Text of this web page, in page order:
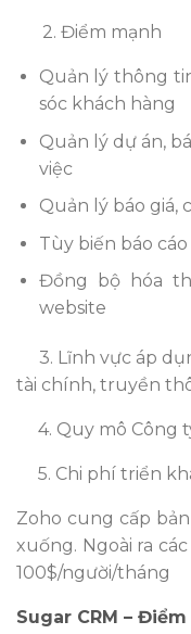
2. Điểm mạnh
Quản lý thông
sóc khách hàng
Quản lý dự án,
việc
Quản lý báo giá,
Tùy biến báo cáo
Đồng bộ hóa
website
3. Lĩnh vực áp
tài chính, truyền
4. Quy mô Công
5. Chi phí triển
Zoho cung cấp
xuống. Ngoài ra
100$/người/tháng
Sugar CRM –